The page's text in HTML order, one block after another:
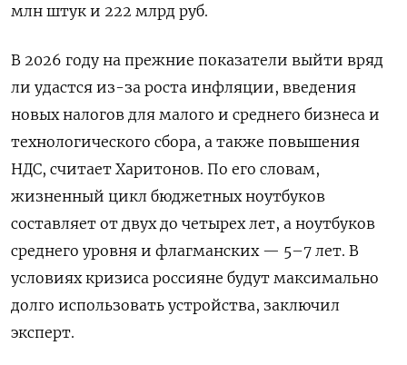
млн штук и 222 млрд руб.
В 2026 году на прежние показатели выйти вряд
ли удастся из-за роста инфляции, введения
новых налогов для малого и среднего бизнеса и
технологического сбора, а также повышения
НДС, считает Харитонов. По его словам,
жизненный цикл бюджетных ноутбуков
составляет от двух до четырех лет, а ноутбуков
среднего уровня и флагманских — 5–7 лет. В
условиях кризиса россияне будут максимально
долго использовать устройства, заключил
эксперт.